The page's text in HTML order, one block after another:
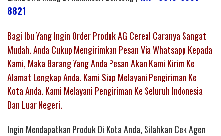
8821
Bagi Ibu Yang Ingin Order Produk AG Cereal Caranya Sangat
Mudah, Anda Cukup Mengirimkan Pesan Via Whatsapp Kepada
Kami, Maka Barang Yang Anda Pesan Akan Kami Kirim Ke
Alamat Lengkap Anda. Kami Siap Melayani Pengiriman Ke
Kota Anda. Kami Melayani Pengiriman Ke Seluruh Indonesia
Dan Luar Negeri.
Ingin Mendapatkan Produk Di Kota Anda, Silahkan Cek Agen